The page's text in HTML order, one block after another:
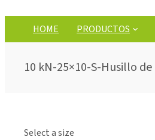
HOME PRODUCTOS
10 kN-25×10-S-Husillo
Select a size